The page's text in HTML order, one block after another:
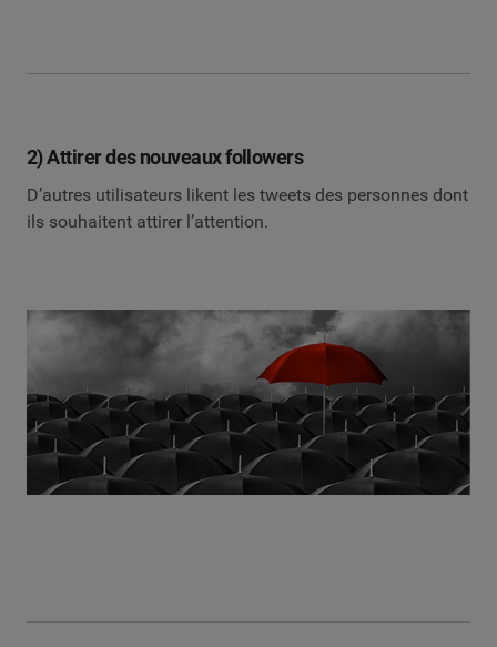
2) Attirer des nouveaux followers
D’autres utilisateurs likent les tweets des personnes dont
ils souhaitent attirer l’attention.